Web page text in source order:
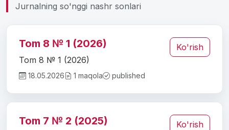
Jurnalning so'nggi nashr sonlari
Tom 8 № 1 (2026)
Tom 8 № 1 (2026)
18.05.2026 1 maqola published
Ko'rish
Tom 7 № 2 (2025) Ko'rish